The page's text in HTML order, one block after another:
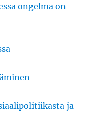
ongelma on
ja